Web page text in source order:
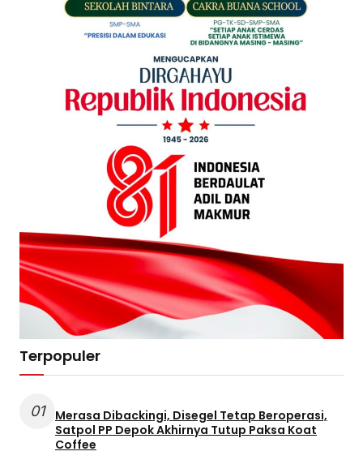
Terpopuler
01
Merasa Dibackingi, Disegel Tetap Beroperasi,
Satpol PP Depok Akhirnya Tutup Paksa Koat
Coffee